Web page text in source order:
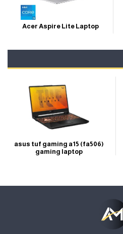
Acer Aspire Lite Laptop
asus tuf gaming a15 (fa506)
gaming laptop